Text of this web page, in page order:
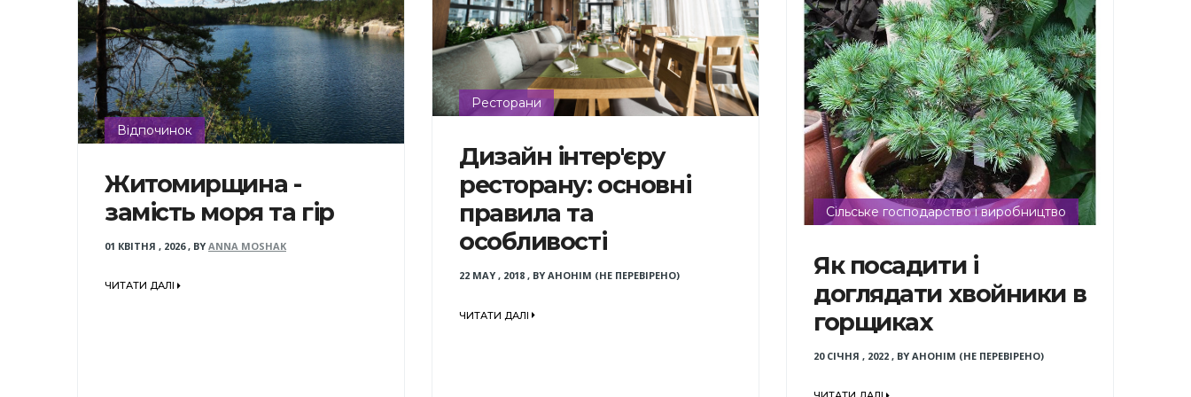
Відпочинок
Житомирщина -
замість моря та гір
01 КВІТНЯ , 2026, BY ANNA MOSHAK
ЧИТАТИ ДАЛІ
Ресторани
Дизайн інтер'єру
ресторану: основні
правила та
особливості
22 MAY , 2018, BY АНОНІМ (НЕ ПЕРЕВІРЕНО)
ЧИТАТИ ДАЛІ
Сільське господарство і виробництво
Як посадити і
доглядати хвойники в
горщиках
20 СІЧНЯ , 2022, BY АНОНІМ (НЕ ПЕРЕВІРЕНО)